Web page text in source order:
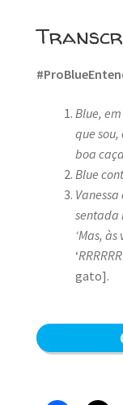
Blue,
que
boa
Blue
sentada
‘Mas,
‘
gato].